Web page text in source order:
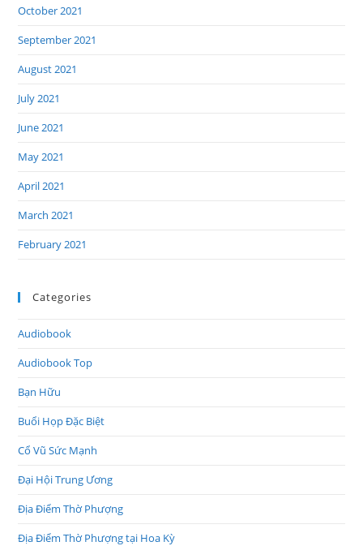
October 2021
September 2021
August 2021
July 2021
June 2021
May 2021
April 2021
March 2021
February 2021
Categories
Audiobook
Audiobook Top
Bạn Hữu
Buổi Họp Đặc Biệt
Cổ Vũ Sức Mạnh
Đại Hội Trung Ương
Địa Điểm Thờ Phượng
Địa Điểm Thờ Phượng tại Hoa Kỳ